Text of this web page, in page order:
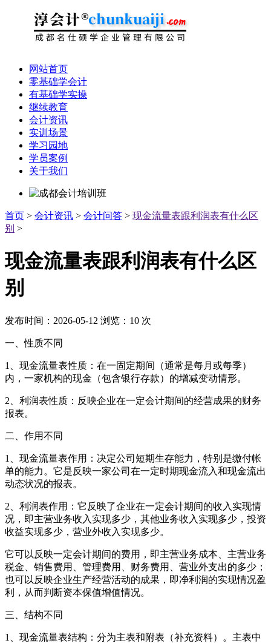
网站首页
零基础学会计
有基础学实操
继续教育
会计资讯
实训场景
学习园地
学员案例
关于我们
首页 > 会计资讯 > 会计问答 > 现金流量表跟利润表有什么区
别 >
现金流量表跟利润表有什么区
别
发布时间： 2026-05-12 浏览： 10 次
一、性质不同
1、现金流量表性质：在一固定期间（通常是每月或每季）
内，一家机构的现金（包含银行存款）的增减变动情形。
2、利润表性质：反映企业在一定会计期间的经营成果的财务
报表。
二、作用不同
1、现金流量表作用：决定公司短期生存能力，特别是缴付帐
单的能力。它是反映一家公司在一定时期现金流入和现金流出
动态状况的报表。
2、利润表作用：它反映了企业在一定会计期间的收入实现情
况，即主营业务收入实现多少，其他业务收入实现多少，投资
收益实现多少，营业外收入实现多少。
它可以反映一定会计期间的费用，即主营业务成本、主营业务
税金、销售费用、管理费用、财务费用、营业外支出的多少；
也可以反映企业生产经营活动的成果，即净利润的实现情况盈
利，从而判断资本保值增值情况。
三、结构不同
1、现金流量表结构：分为主表和附表（补充资料）。主表中